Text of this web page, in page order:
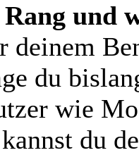
und
deinem
du
wie
du